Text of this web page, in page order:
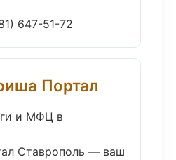
647-51-72
Портал
и МФЦ в
Ставрополь — ваш